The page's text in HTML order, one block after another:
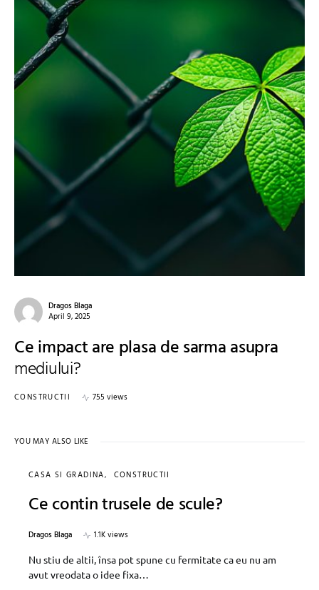
Dragos Blaga
April 9, 2025
Ce impact are plasa de sarma asupra
mediului?
CONSTRUCTII 755 views
YOU MAY ALSO LIKE
CASA SI GRADINA CONSTRUCTII
Ce contin trusele de scule?
Dragos Blaga
1.1K views
Nu stiu de altii, însa pot spune cu fermitate ca eu nu am
avut vreodata o idee fixa…